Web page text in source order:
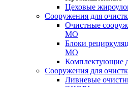
Цеховые
Сооружения для
Очистные
МО
Блоки
МО
Комплектующие
Сооружения для
Ливневые